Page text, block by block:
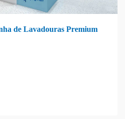
de Lavadouras Premium